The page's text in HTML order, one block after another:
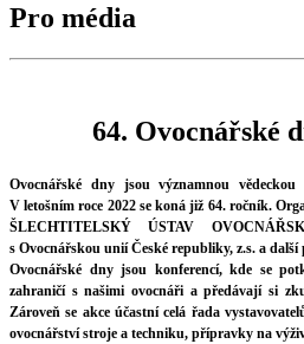
Pro média
64. Ovocnářské
Ovocnářské dny jsou významnou
V letošním roce 2022 se koná již 64. ročník.
ŠLECHTITELSKÝ ÚSTAV
s Ovocnářskou unií České republiky, z.s. a
Ovocnářské dny jsou konferencí, kde se
zahraničí s našimi ovocnáři a předávají si
Zároveň se akce účastní celá řada
ovocnářství stroje a techniku, přípravky na